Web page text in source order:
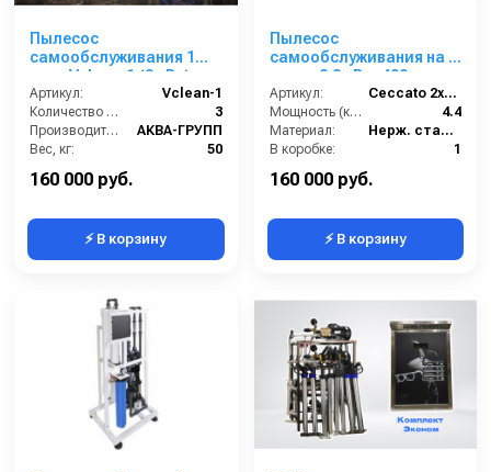
Пылесос
самообслуживания 1
пост Vclean-1 (2 кВт)
Артикул:
Vclean-1
Количество турбин (шт):
3
Производитель:
АКВА-ГРУПП
Вес, кг:
50
160 000 руб.
⚡ В корзину
Пылесос
самообслуживания на 2
поста 2,2 кВт- 400
Артикул:
Ceccato 2х2,2 А 44.0160
Мощность (кВт):
4.4
Материал:
Нерж. сталь 304
В коробке:
1
160 000 руб.
⚡ В корзину